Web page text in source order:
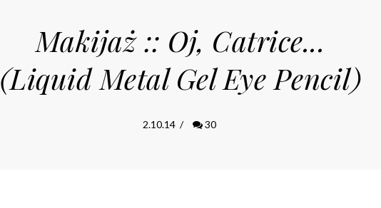
Makijaż :: Oj, Catrice...
(Liquid Metal Gel Eye Pencil)
2.10.14 / 30